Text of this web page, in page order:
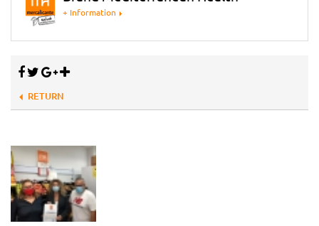
+ Information
RETURN